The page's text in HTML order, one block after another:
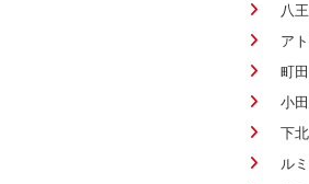
八
ア
町
小
下
ル